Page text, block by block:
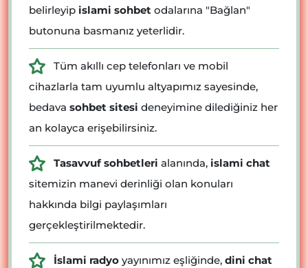
belirleyip islami sohbet odalarına "Bağlan"
butonuna basmanız yeterlidir.
Tüm akıllı cep telefonları ve mobil
cihazlarla tam uyumlu altyapımız sayesinde,
bedava sohbet sitesi deneyimine dilediğiniz her
an kolayca erişebilirsiniz.
Tasavvuf sohbetleri alanında, islami chat
sitemizin manevi derinliği olan konuları
hakkında bilgi paylaşımları
gerçekleştirilmektedir.
İslami radyo yayınımız eşliğinde, dini chat